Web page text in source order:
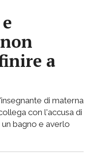
a
di materna
con l'accusa di
bagno e averlo